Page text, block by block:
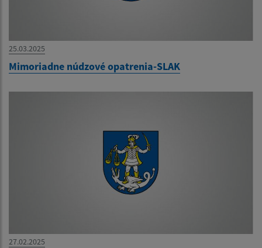
25.03.2025
Mimoriadne núdzové opatrenia-SLAK
27.02.2025